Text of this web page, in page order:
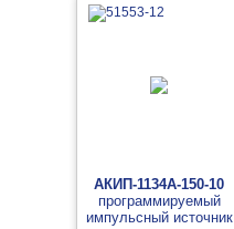
АКИП-1134А-150-10
программируемый
импульсный источник